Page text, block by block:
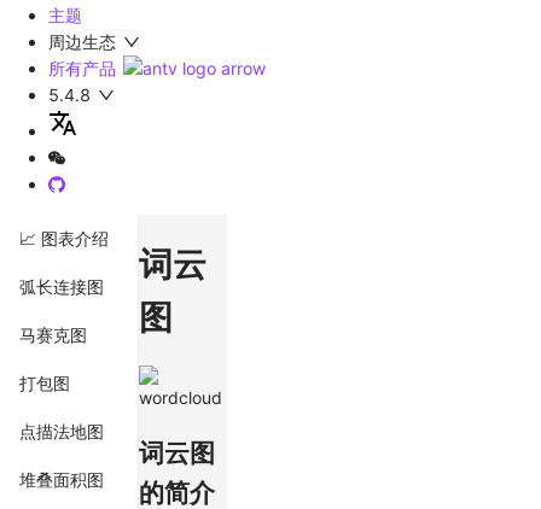
主题
周边生态
所有产品
5.4.8
📈 图表介绍
弧长连接图
马赛克图
打包图
点描法地图
堆叠面积图
词云
图
词云图
的简介